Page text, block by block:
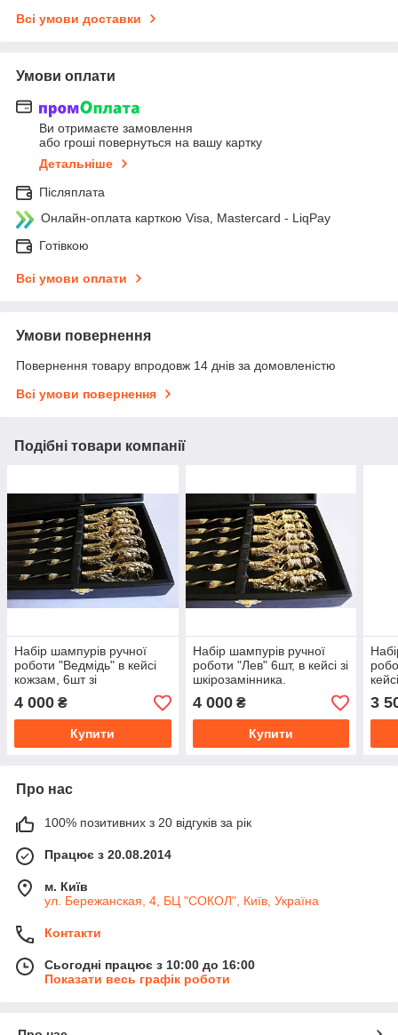
Всі умови доставки
Умови оплати
Ви отримаєте замовлення
або гроші повернуться на вашу картку
Детальніше
Післяплата
Онлайн-оплата карткою Visa, Mastercard - LiqPay
Готівкою
Всі умови оплати
Умови повернення
Повернення товару впродовж 14 днів за домовленістю
Всі умови повернення
Подібні товари компанії
Набір шампурів ручної
роботи "Ведмідь" в кейсі
кожзам, 6шт зі
шкірозамінника.
4 000 ₴
Купити
Набір шампурів ручної
роботи "Лев" 6шт, в кейсі зі
шкірозамінника.
4 000₴
Купити
3
Про нас
100% позитивних з 20 відгуків за рік
Працює з 20.08.2014
м. Київ
ул. Бережанская, 4, БЦ "СОКОЛ", Київ, Україна
Контакти
Сьогодні працює з 10:00 до 16:00
Показати весь графік роботи